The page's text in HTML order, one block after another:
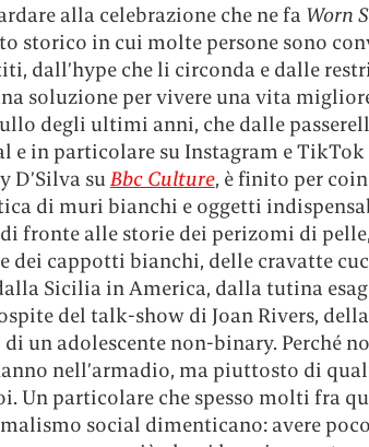
alla celebrazione che ne fa Worn
storico in cui molte persone sono
dall’hype che li circonda e dalle
soluzione per vivere una vita
degli ultimi anni, che dalle
e in particolare su Instagram e TikTok
D’Silva su Bbc Culture, è finito per
di muri bianchi e oggetti
fronte alle storie dei perizomi di
dei cappotti bianchi, delle cravatte
Sicilia in America, dalla tutina
del talk-show di Joan Rivers,
un adolescente non-binary. Perché
nell’armadio, ma piuttosto di
Un particolare che spesso molti fra
social dimenticano: avere